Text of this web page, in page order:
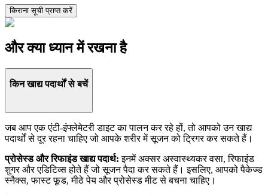
किराना सूची प्राप्त करें
और क्या ध्यान में रखना है
किन खाद्य पदार्थों से बचें
जब आप एक एंटी-इंफ्लेमेटरी डाइट का पालन कर रहे हों, तो आपको उन खाद्य
पदार्थों से दूर रहना चाहिए जो आपके शरीर में सूजन को ट्रिगर कर सकते हैं।
प्रोसेस्ड और रिफाइंड खाद्य पदार्थ: इनमें अक्सर अस्वास्थ्यकर वसा, रिफाइंड
शुगर और एडिटिव्स होते हैं जो सूजन पैदा कर सकते हैं। इसलिए, आपको पैकेज्ड
स्नैक्स, फास्ट फूड, मीठे पेय और प्रोसेस्ड मीट से बचना चाहिए।